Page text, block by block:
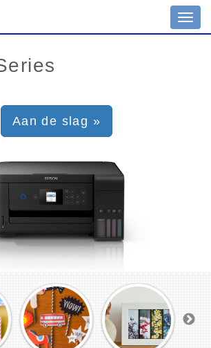
Aan de slag »